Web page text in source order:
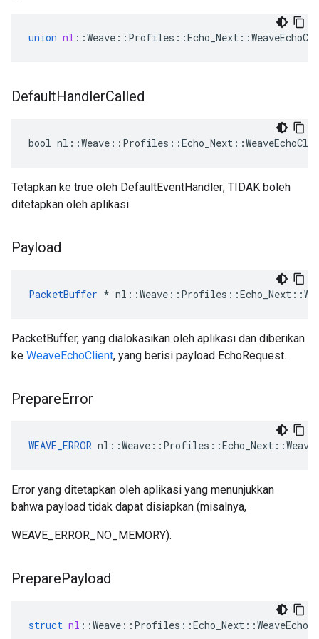
union nl ::Weave :: Profiles ::Echo_Next ::
DefaultHandlerCalled
bool
Tetapkan ke true oleh DefaultEventHandler; TIDAK boleh
ditetapkan oleh aplikasi.
Payload
PacketBuffer * nl ::Weave :: Profiles ::Echo_Next ::
PacketBuffer, yang dialokasikan oleh aplikasi dan diberikan
ke WeaveEchoClient, yang berisi payload EchoRequest.
PrepareError
WEAVE_ERROR
Error yang ditetapkan oleh aplikasi yang menunjukkan
bahwa payload tidak dapat disiapkan (misalnya,
WEAVE_ERROR_NO_MEMORY).
PreparePayload
struct nl ::Weave :: Profiles ::Echo_Next ::